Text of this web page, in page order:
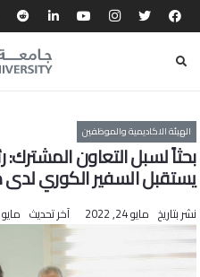
الهيئة الاكاديمية والموظفين
بحثاً لسبل التعاون
يستقبل السفير الكوري
نشر بتاريخ مايو 24, 2022 آخر تحديث مايو 24, 2022